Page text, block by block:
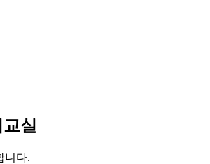
실
니다.